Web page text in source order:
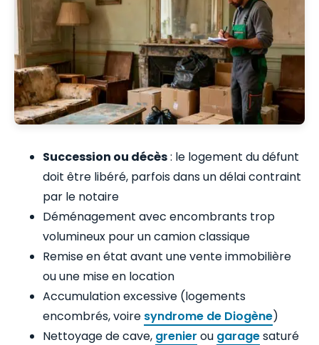
Succession ou décès: le logement du défunt
doit être libéré, parfois dans un délai contraint
par le notaire
Déménagement avec encombrants trop
volumineux pour un camion classique
Remise en état avant une vente immobilière
ou une mise en location
Accumulation excessive (logements
encombrés, voire syndrome de Diogène)
Nettoyage de cave, grenier ou garagesaturé